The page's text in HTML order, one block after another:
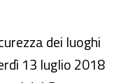
dei luoghi
13 luglio 2018